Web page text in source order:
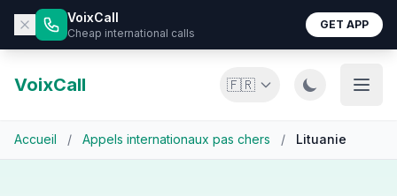
VoixCall
Cheap international calls
GET APP
VoixCall 🇫🇷
Accueil / Appels internationaux pas chers / Lituanie